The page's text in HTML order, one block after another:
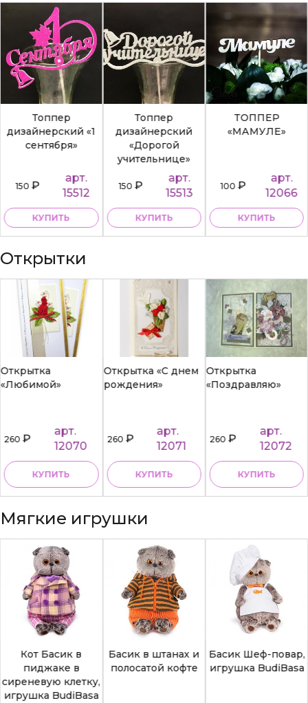
Топпер
дизайнерский «1
сентября»
150₽
арт.
15512
КУПИТЬ
Топпер
дизайнерский
«Дорогой
учительнице»
150₽
арт.
15513
КУПИТЬ
ТОППЕР
«МАМУЛЕ»
100₽
арт.
12066
КУПИТЬ
Открытки
Открытка
«Любимой»
260₽
арт.
12070
КУПИТЬ
Открытка «С днем
рождения»
260₽
арт.
12071
КУПИТЬ
Открытка
«Поздравляю»
260₽
арт.
12072
КУПИТЬ
Мягкие игрушки
Кот Басик в
пиджаке в
сиреневую клетку,
игрушка BudiBasa
Басик в штанах и
полосатой кофте
Басик Шеф-повар,
игрушка BudiBasa